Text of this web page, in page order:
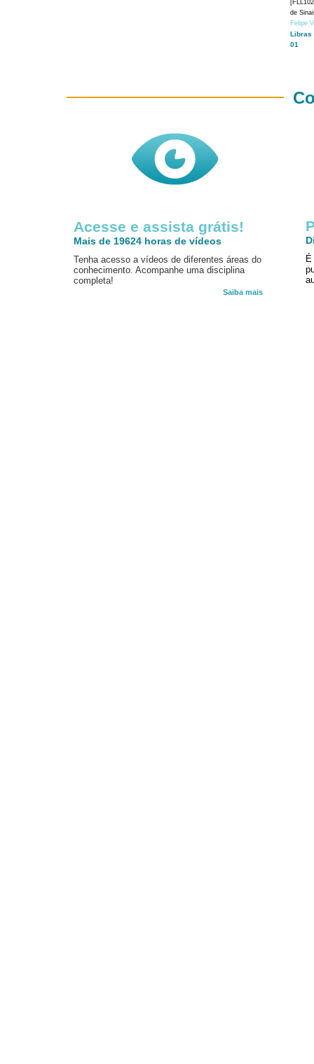
de
Felipe
Libras
01
Acesse e assista grátis!
Mais de 19624 horas de vídeos
Tenha acesso a vídeos de diferentes áreas do
conhecimento. Acompanhe uma disciplina
completa!
Saiba mais